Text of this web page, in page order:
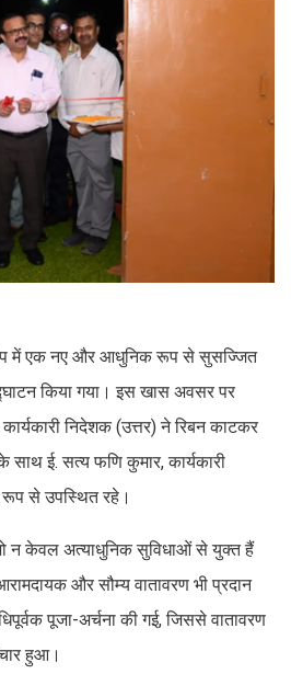
में एक नए और आधुनिक रूप से सुसज्जित
किया गया। इस खास अवसर पर
कार्यकारी निदेशक (उत्तर) ने रिबन काटकर
ई. सत्य फणि कुमार, कार्यकारी
रूप से उपस्थित रहे।
न केवल अत्याधुनिक सुविधाओं से युक्त हैं
और सौम्य वातावरण भी प्रदान
पूजा-अर्चना की गई, जिससे वातावरण
हुआ।